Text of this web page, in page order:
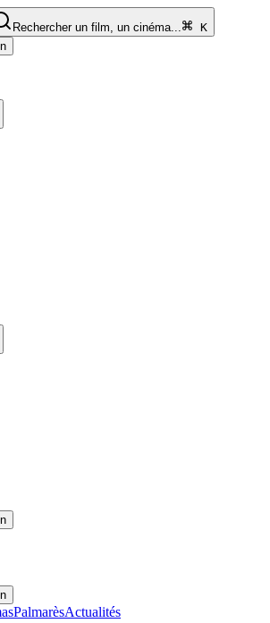
Rechercher un film, un cinéma...
K
PalmarèsActualités